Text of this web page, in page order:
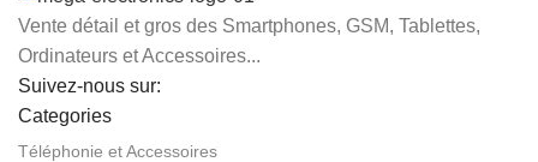
Vente détail et gros des Smartphones, GSM, Tablettes,
Ordinateurs et Accessoires...
Suivez-nous sur:
Categories
Téléphonie et Accessoires